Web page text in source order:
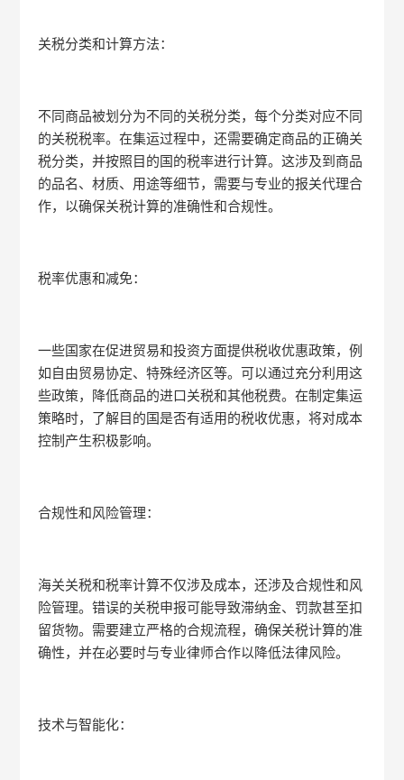
关税分类和计算方法：
不同商品被划分为不同的关税分类，每个分类对应不同
的关税税率。在集运过程中，还需要确定商品的正确关
税分类，并按照目的国的税率进行计算。这涉及到商品
的品名、材质、用途等细节，需要与专业的报关代理合
作，以确保关税计算的准确性和合规性。
税率优惠和减免：
一些国家在促进贸易和投资方面提供税收优惠政策，例
如自由贸易协定、特殊经济区等。可以通过充分利用这
些政策，降低商品的进口关税和其他税费。在制定集运
策略时，了解目的国是否有适用的税收优惠，将对成本
控制产生积极影响。
合规性和风险管理：
海关关税和税率计算不仅涉及成本，还涉及合规性和风
险管理。错误的关税申报可能导致滞纳金、罚款甚至扣
留货物。需要建立严格的合规流程，确保关税计算的准
确性，并在必要时与专业律师合作以降低法律风险。
技术与智能化：